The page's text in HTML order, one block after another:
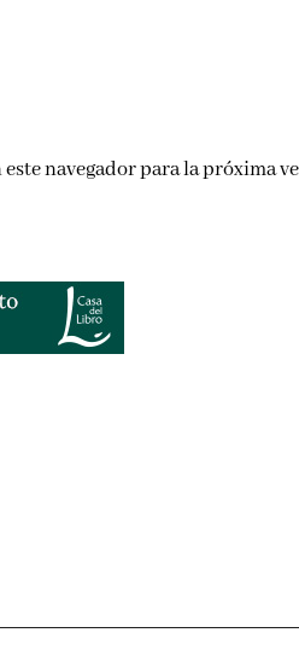
navegador para la próxima